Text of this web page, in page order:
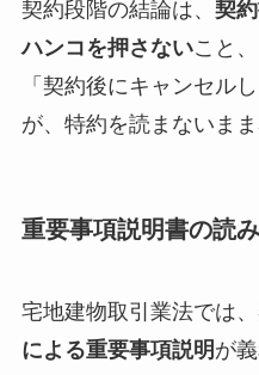
契約段階の結論は、 契
ハンコを押さないこと
「契約後にキャンセル
が、特約を読まないま
重要事項説明書の読
宅地建物取引業法では
による重要事項説明 が